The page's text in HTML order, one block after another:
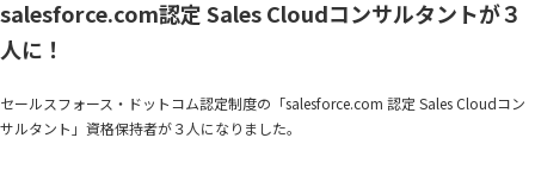
salesforce.com認定 Sales Cloudコンサルタントが３
人に！
セールスフォース・ドットコム認定制度の「salesforce.com 認定 Sales Cloudコン
サルタント」資格保持者が３人になりました。